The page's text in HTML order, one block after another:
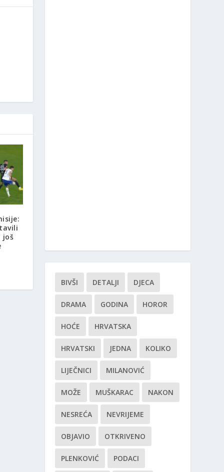
još
BIVŠI DETALJI DJECA
DRAMA GODINA HOROR
HOĆE HRVATSKA
HRVATSKI JEDNA KOLIKO
LIJEČNICI MILANOVIĆ
MOŽE MUŠKARAC NAKON
NESREĆA NEVRIJEME
OBJAVIO OTKRIVENO
PLENKOVIĆ PODACI